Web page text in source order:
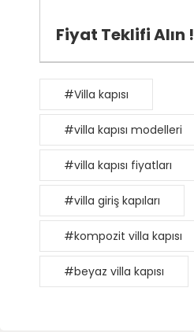
Fiyat Teklifi Alın !
#Villa kapısı
#villa kapısı modelleri
#villa kapısı fiyatları
#villa giriş kapıları
#kompozit villa kapısı
#beyaz villa kapısı